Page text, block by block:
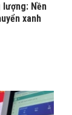
lượng: Nền
xanh